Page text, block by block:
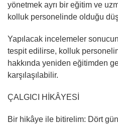
yönetmek ayrı bir eğitim ve
kolluk personelinde olduğu
Yapılacak incelemeler
tespit edilirse, kolluk
hakkında yeniden eğitimden
karşılaşılabilir.
ÇALGICI HİKÂYESİ
Bir hikâye ile bitirelim: Dört